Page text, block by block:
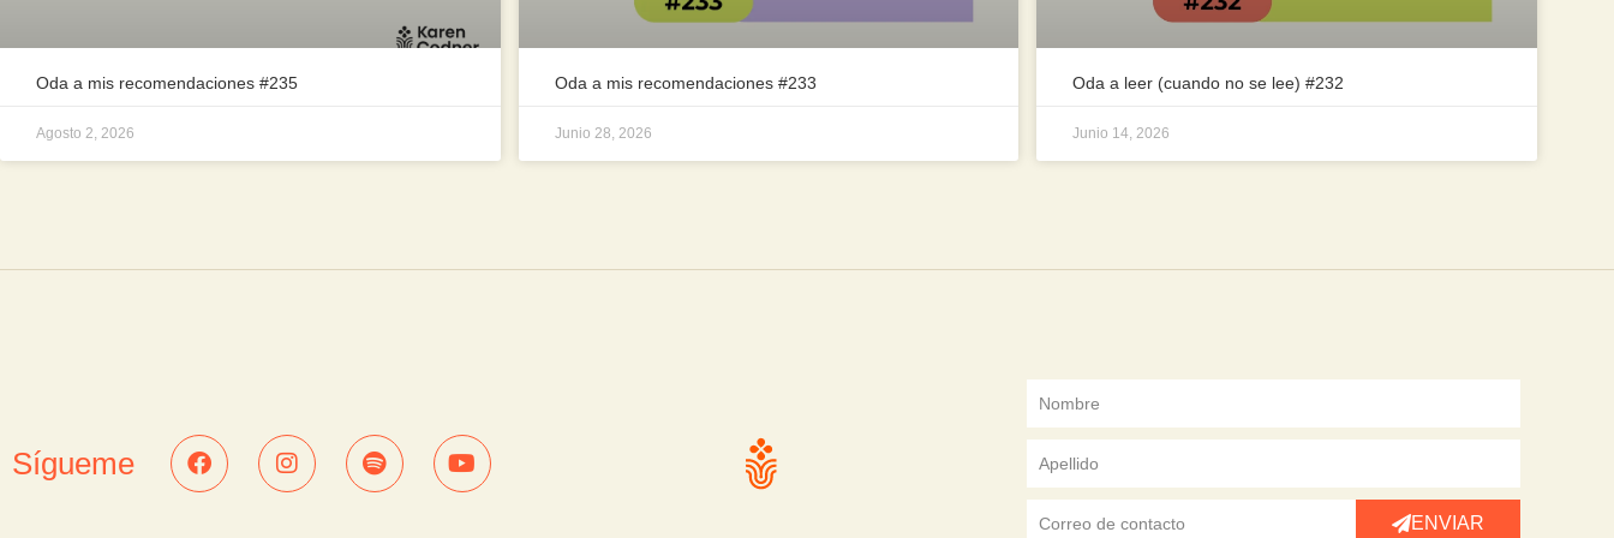
Oda a mis recomendaciones #235
Agosto 2, 2026
Oda a mis recomendaciones #233
Junio 28, 2026
Oda a leer (cuando no se lee) #232
Junio 14, 2026
Sígueme
ENVIAR